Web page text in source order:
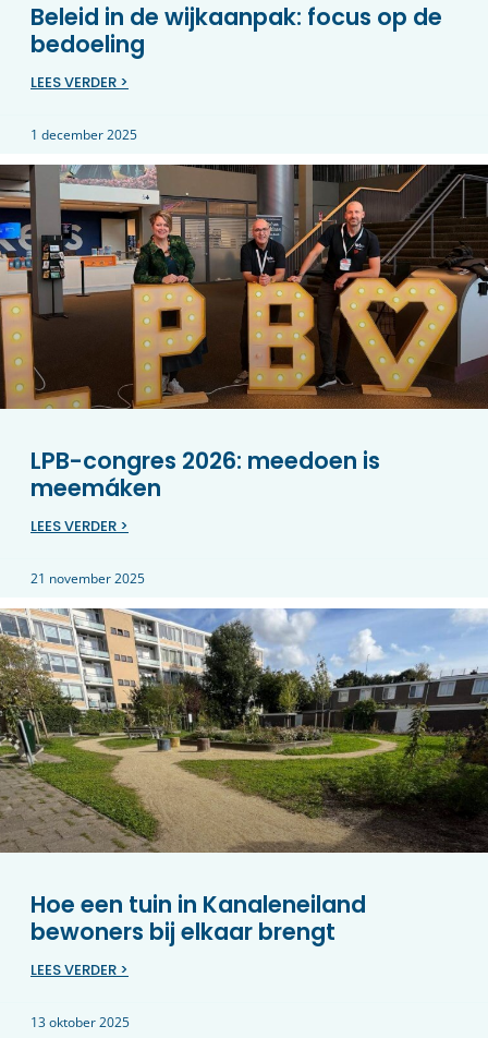
Beleid in de wijkaanpak: focus op de
bedoeling
LEES VERDER >
1 december 2025
LPB-congres 2026: meedoen is
meemáken
LEES VERDER >
21 november 2025
Hoe een tuin in Kanaleneiland
bewoners bij elkaar brengt
LEES VERDER >
13 oktober 2025